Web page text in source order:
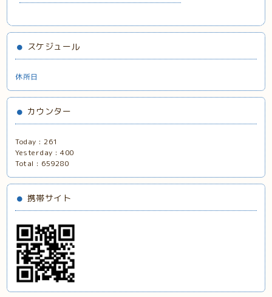
スケジュール
休所日
カウンター
Today :261
Yesterday :400
Total : 659280
携帯サイト